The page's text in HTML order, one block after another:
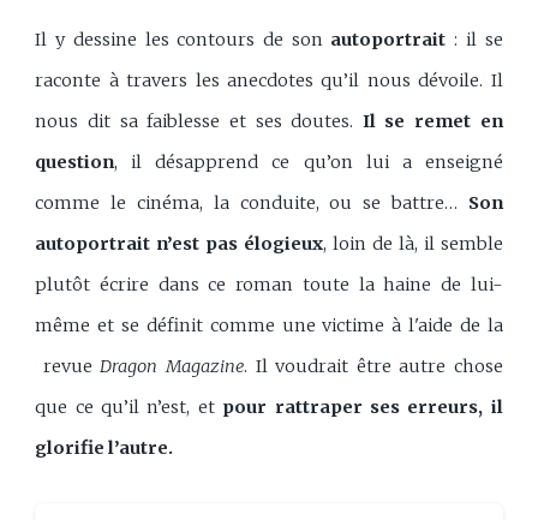
Il y dessine les contours de son autoportrait: il se
raconte à travers les anecdotes qu’il nous dévoile. Il
nous dit sa faiblesse et ses doutes. Il se remet en
question, il désapprend ce qu’on lui a enseigné
comme le cinéma, la conduite, ou se battre… Son
autoportrait n’est pas élogieux, loin de là, il semble
plutôt écrire dans ce roman toute la haine de lui-
même et se définit comme une victime à l'aide de la
revueDragon Magazine. Il voudrait être autre chose
que ce qu’il n’est, et pour rattraper ses erreurs, il
glorifie l’autre.